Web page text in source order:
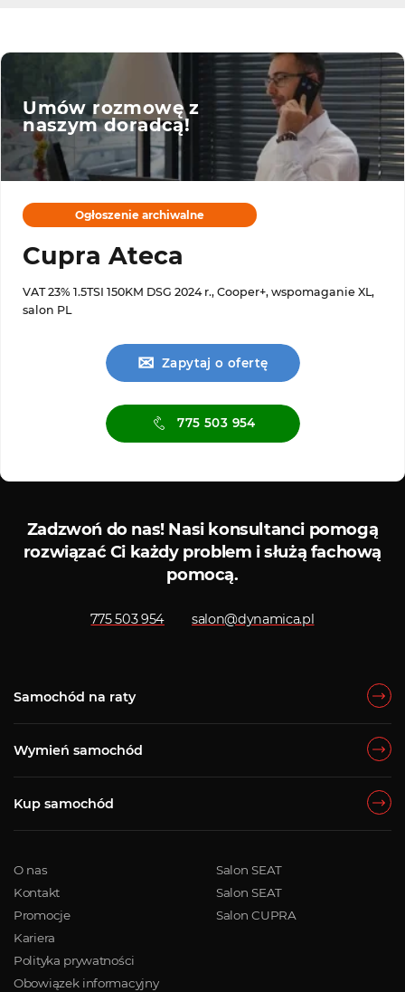
Umów rozmowę z
naszym doradcą!
Ogłoszenie archiwalne
Cupra Ateca
VAT 23% 1.5TSI 150KM DSG 2024 r., Cooper+, wspomaganie XL,
salon PL
✉ Zapytaj o ofertę
775 503 954
Zadzwoń do nas!Nasi konsultanci pomogą
rozwiązać Ci każdy problem i służą fachową
pomocą.
775 503 954 salon@dynamica.pl
Samochód na raty
Wymień samochód
Kup samochód
O nas
Kontakt
Promocje
Kariera
Polityka prywatności
Obowiązek informacyjny
Salon SEAT
Salon SEAT
Salon CUPRA